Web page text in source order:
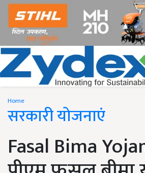
Home
सरकारी योजनाएं
Fasal Bima